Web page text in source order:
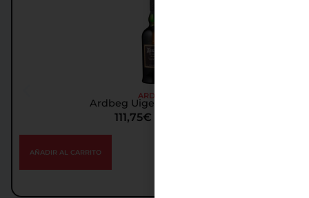
ARDBEG
Ardbeg Uigeadail Whisky
111,75€
AÑADIR AL CARRITO